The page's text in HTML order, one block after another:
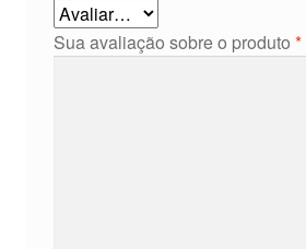
Sua avaliação sobre o produto *